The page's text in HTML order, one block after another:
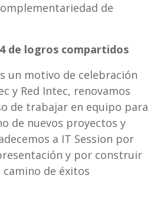
de
de logros compartidos
un motivo de celebración
y Red Intec, renovamos
de trabajar en equipo para
de nuevos proyectos y
a IT Session por
y por construir
de éxitos